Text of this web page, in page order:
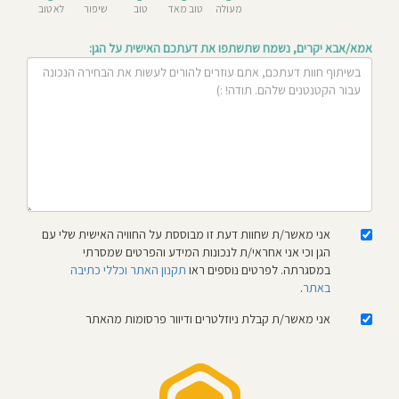
מעולה טוב מאד טוב
שיפור
לא טוב
אמא/אבא יקרים, נשמח שתשתפו את דעתכם האישית על הגן:
אני מאשר/ת שחוות דעת זו מבוססת על החוויה האישית שלי עם
הגן וכי אני אחראי/ת לנכונות המידע והפרטים שמסרתי
במסגרתה. לפרטים נוספים ראו תקנון האתר וכללי כתיבה
באתר.
אני מאשר/ת קבלת ניוזלטרים ודיוור פרסומות מהאתר